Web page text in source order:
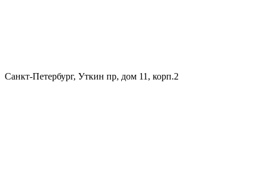
Санкт-Петербург, Уткин пр, дом 11, корп.2